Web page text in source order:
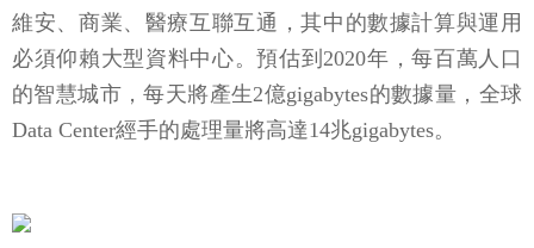
維安、商業、醫療互聯互通，其中的數據計算與運用
必須仰賴大型資料中心。預估到2020年，每百萬人口
的智慧城市，每天將產生2億gigabytes的數據量，全球
Data Center經手的處理量將高達14兆gigabytes。